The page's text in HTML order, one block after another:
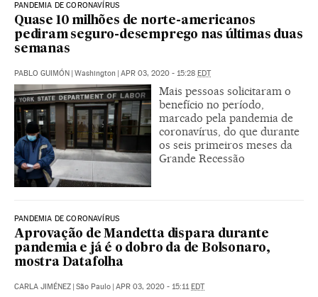
PANDEMIA DE CORONAVÍRUS
Quase 10 milhões de norte-americanos
pediram seguro-desemprego nas últimas duas
semanas
PABLO GUIMÓN | Washington | APR 03, 2020 - 15:28 EDT
Mais pessoas solicitaram o
benefício no período,
marcado pela pandemia de
coronavírus, do que durante
os seis primeiros meses da
Grande Recessão
PANDEMIA DE CORONAVÍRUS
Aprovação de Mandetta dispara durante
pandemia e já é o dobro da de Bolsonaro,
mostra Datafolha
CARLA JIMÉNEZ | São Paulo | APR 03, 2020 - 15:11EDT